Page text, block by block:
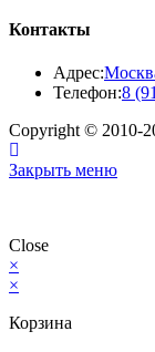
Контакты
Адрес:
Телефон:8
Copyright © 2010-
Закрыть меню
Close
×
×
Корзина